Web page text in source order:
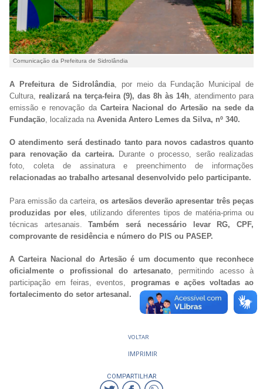
Comunicação da Prefeitura de Sidrolândia
A Prefeitura de Sidrolândia, por meio da Fundação Municipal de
Cultura, realizará na terça-feira (9), das 8h às 14h, atendimento para
emissão e renovação da Carteira Nacional do Artesão na sede da
Fundação, localizada naAvenida Antero Lemes da Silva, nº 340.
O atendimento será destinado tanto para novos cadastros quanto
para renovação da carteira.
Durante o processo, serão realizadas
foto, coleta de assinatura e preenchimento de informações
relacionadas ao trabalho artesanal desenvolvido pelo participante.
Para emissão da carteira,os artesãos deverão apresentar três peças
produzidas por eles , utilizando diferentes tipos de matéria-prima ou
técnicas artesanais.Também será necessário levar RG, CPF,
comprovante de residência e número do PIS ou PASEP.
A Carteira Nacional do Artesão é um documento que reconhece
oficialmente o profissional do artesanato , permitindo acesso à
participação em feiras, eventos, programas e ações voltadas ao
fortalecimento do setor artesanal.
VOLTAR
IMPRIMIR
COMPARTILHAR